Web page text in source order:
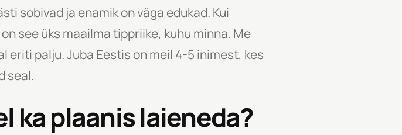
sobivad ja enamik on väga edukad. Kui
see üks maailma tippriike, kuhu minna. Me
eriti palju. Juba Eestis on meil 4-5 inimest, kes
seal.
ka plaanis laieneda?